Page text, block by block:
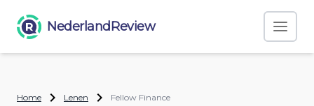
NederlandReview
Home Lenen Fellow Finance